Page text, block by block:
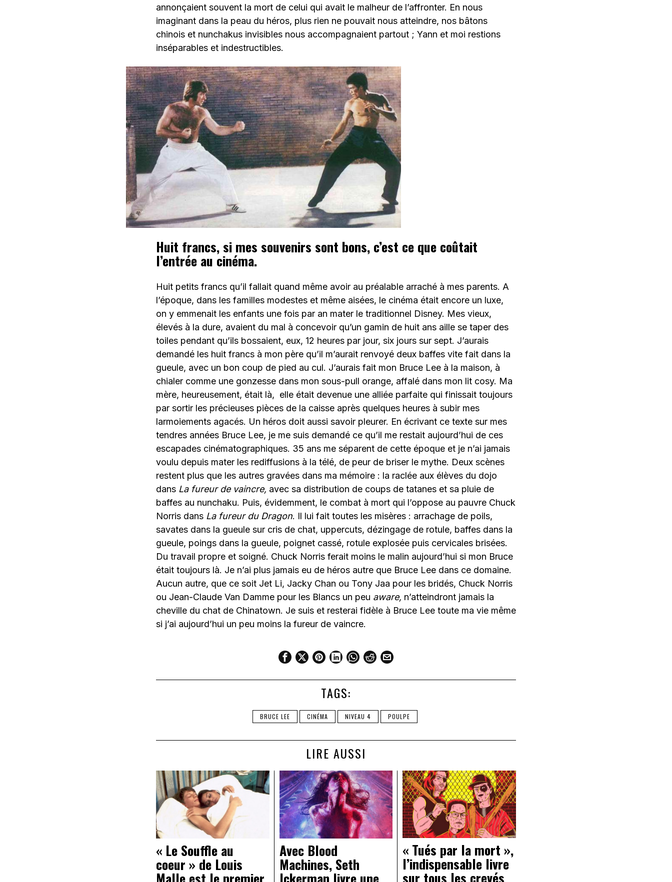
annonçaient souvent la mort de celui qui avait le malheur de l’affronter. En nous
imaginant dans la peau du héros, plus rien ne pouvait nous atteindre, nos bâtons
chinois et nunchakus invisibles nous accompagnaient partout ; Yann et moi restions
inséparables et indestructibles.
Huit francs, si mes souvenirs sont bons, c’est ce que coûtait
l’entrée au cinéma.
Huit petits francs qu’il fallait quand même avoir au préalable arraché à mes parents. A
l’époque, dans les familles modestes et même aisées, le cinéma était encore un luxe,
on y emmenait les enfants une fois par an mater le traditionnel Disney. Mes vieux,
élevés à la dure, avaient du mal à concevoir qu’un gamin de huit ans aille se taper des
toiles pendant qu’ils bossaient, eux, 12 heures par jour, six jours sur sept. J’aurais
demandé les huit francs à mon père qu’il m’aurait renvoyé deux baffes vite fait dans la
gueule, avec un bon coup de pied au cul. J’aurais fait mon Bruce Lee à la maison, à
chialer comme une gonzesse dans mon sous-pull orange, affalé dans mon lit cosy. Ma
mère, heureusement, était là, elle était devenue une alliée parfaite qui finissait toujours
par sortir les précieuses pièces de la caisse après quelques heures à subir mes
larmoiements agacés. Un héros doit aussi savoir pleurer. En écrivant ce texte sur mes
tendres années Bruce Lee, je me suis demandé ce qu’il me restait aujourd’hui de ces
escapades cinématographiques. 35 ans me séparent de cette époque et je n’ai jamais
voulu depuis mater les rediffusions à la télé, de peur de briser le mythe. Deux scènes
restent plus que les autres gravées dans ma mémoire : la raclée aux élèves du dojo
dans La fureur de vaincre, avec sa distribution de coups de tatanes et sa pluie de
baffes au nunchaku. Puis, évidemment, le combat à mort qui l’oppose au pauvre Chuck
Norris dans La fureur du Dragon. Il lui fait toutes les misères : arrachage de poils,
savates dans la gueule sur cris de chat, uppercuts, dézingage de rotule, baffes dans la
gueule, poings dans la gueule, poignet cassé, rotule explosée puis cervicales brisées.
Du travail propre et soigné. Chuck Norris ferait moins le malin aujourd’hui si mon Bruce
était toujours là. Je n’ai plus jamais eu de héros autre que Bruce Lee dans ce domaine.
Aucun autre, que ce soit Jet Li, Jacky Chan ou Tony Jaa pour les bridés, Chuck Norris
ou Jean-Claude Van Damme pour les Blancs un peu aware, n’atteindront jamais la
cheville du chat de Chinatown. Je suis et resterai fidèle à Bruce Lee toute ma vie même
si j’ai aujourd’hui un peu moins la fureur de vaincre.
TAGS:
BRUCE LEE CINÉMA NIVEAU 4 POULPE
LIRE AUSSI
« Le Souffle au
coeur » de Louis
Avec Blood
Machines, Seth
« Tués par la mort »,
l’indispensable livre
sur tous les crevés